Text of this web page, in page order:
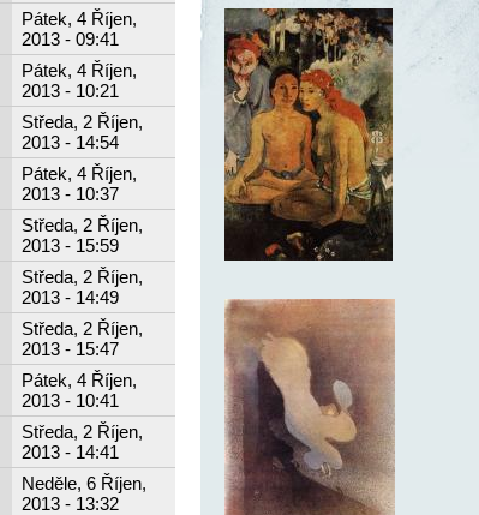
Pátek, 4 Říjen,
2013 - 09:41
Pátek, 4 Říjen,
2013 - 10:21
Středa, 2 Říjen,
2013 - 14:54
Pátek, 4 Říjen,
2013 - 10:37
Středa, 2 Říjen,
2013 - 15:59
Středa, 2 Říjen,
2013 - 14:49
Středa, 2 Říjen,
2013 - 15:47
Pátek, 4 Říjen,
2013 - 10:41
Středa, 2 Říjen,
2013 - 14:41
Neděle, 6 Říjen,
2013 - 13:32